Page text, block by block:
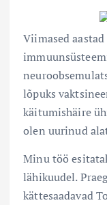
Viimased
lõpuks
käitumishäire
olen uurinud
Minu töö
lähikuudel.
kättesaadavad